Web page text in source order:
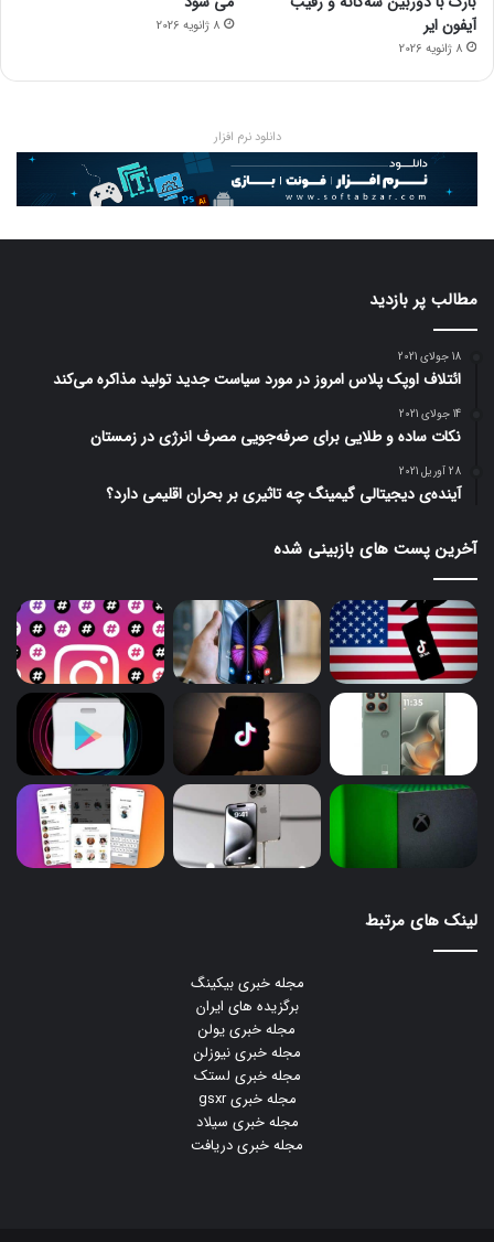
آیفون ایر
8 ژانویه 2026
8 ژانویه 2026
دانلود نرم افزار
مطالب پر بازدید
18 جولای 2021
ائتلاف اوپک پلاس امروز در مورد سیاست جدید تولید مذاکره می‌کند
14 جولای 2021
نکات ساده و طلایی برای صرفه‌جویی مصرف انرژی در زمستان
28 آوریل 2021
آینده‌ی دیجیتالی گیمینگ چه تاثیری بر بحران اقلیمی دارد؟
آخرین پست های بازبینی شده
لینک های مرتبط
مجله خبری بیکینگ
برگزیده های ایران
مجله خبری یولن
مجله خبری نیوزلن
مجله خبری لستک
مجله خبری gsxr
مجله خبری سیلاد
مجله خبری دریافت